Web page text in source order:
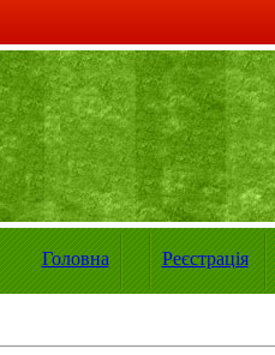
Головна Реєстрація